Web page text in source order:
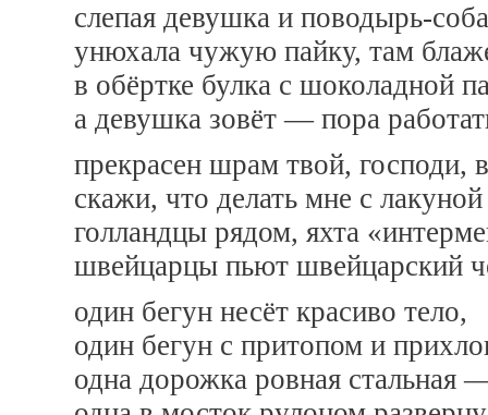
слепая девушка и поводырь-
унюхала чужую пайку, там
в обёртке булка с шоколадной
а девушка зовёт — пора
прекрасен шрам твой, господи,
скажи, что делать мне с лакуной
голландцы рядом, яхта
швейцарцы пьют швейцарский
один бегун несёт красиво тело,
один бегун с притопом и
одна дорожка ровная стальная